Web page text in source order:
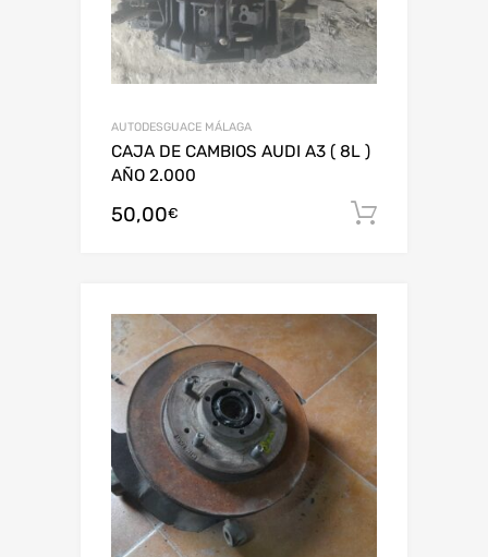
AUTODESGUACE MÁLAGA
CAJA DE CAMBIOS AUDI A3 ( 8L )
AÑO 2.000
50,00€